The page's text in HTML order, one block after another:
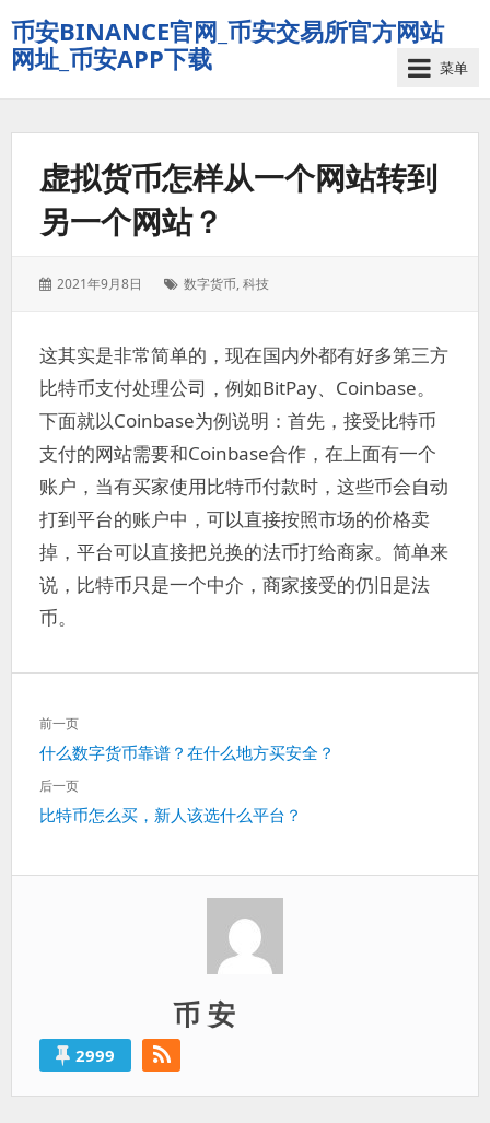
币安BINANCE官网_币安交易所官方网站
网址_币安APP下载
菜单
虚拟货币怎样从一个网站转到
另一个网站？
发
2021年9月8日
标
数字货币,科技
这其实是非常简单的，现在国内外都有好多第三方
比特币支付处理公司，例如BitPay、Coinbase。
下面就以Coinbase为例说明：首先，接受比特币
支付的网站需要和Coinbase合作，在上面有一个
账户，当有买家使用比特币付款时，这些币会自动
打到平台的账户中，可以直接按照市场的价格卖
掉，平台可以直接把兑换的法币打给商家。简单来
说，比特币只是一个中介，商家接受的仍旧是法
币。
文
章
导
航
前一页
上
一
什么数字货币靠谱？在什么地方买安全？
后一页
下
比特币怎么买，新人该选什么平台？
币 安
2999